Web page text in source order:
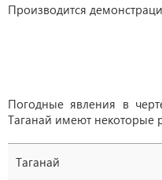
Производится
Погодные явления в
Таганай имеют некоторые
Таганай